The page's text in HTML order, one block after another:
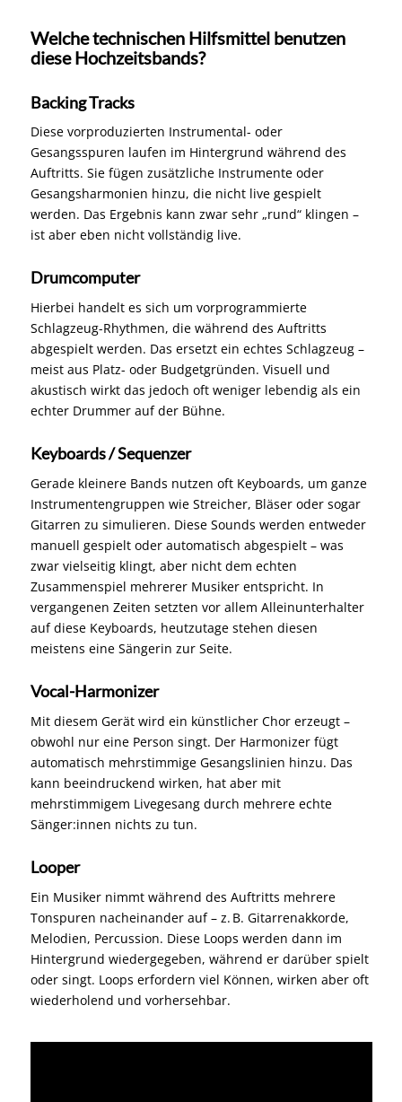
Welche technischen Hilfsmittel benutzen
diese Hochzeitsbands?
Backing Tracks
Diese vorproduzierten Instrumental- oder
Gesangsspuren laufen im Hintergrund während des
Auftritts. Sie fügen zusätzliche Instrumente oder
Gesangsharmonien hinzu, die nicht live gespielt
werden. Das Ergebnis kann zwar sehr „rund“ klingen –
ist aber eben nicht vollständig live.
Drumcomputer
Hierbei handelt es sich um vorprogrammierte
Schlagzeug-Rhythmen, die während des Auftritts
abgespielt werden. Das ersetzt ein echtes Schlagzeug –
meist aus Platz- oder Budgetgründen. Visuell und
akustisch wirkt das jedoch oft weniger lebendig als ein
echter Drummer auf der Bühne.
Keyboards / Sequenzer
Gerade kleinere Bands nutzen oft Keyboards, um ganze
Instrumentengruppen wie Streicher, Bläser oder sogar
Gitarren zu simulieren. Diese Sounds werden entweder
manuell gespielt oder automatisch abgespielt – was
zwar vielseitig klingt, aber nicht dem echten
Zusammenspiel mehrerer Musiker entspricht. In
vergangenen Zeiten setzten vor allem Alleinunterhalter
auf diese Keyboards, heutzutage stehen diesen
meistens eine Sängerin zur Seite.
Vocal-Harmonizer
Mit diesem Gerät wird ein künstlicher Chor erzeugt –
obwohl nur eine Person singt. Der Harmonizer fügt
automatisch mehrstimmige Gesangslinien hinzu. Das
kann beeindruckend wirken, hat aber mit
mehrstimmigem Livegesang durch mehrere echte
Sänger:innen nichts zu tun.
Looper
Ein Musiker nimmt während des Auftritts mehrere
Tonspuren nacheinander auf – z. B. Gitarrenakkorde,
Melodien, Percussion. Diese Loops werden dann im
Hintergrund wiedergegeben, während er darüber spielt
oder singt. Loops erfordern viel Können, wirken aber oft
wiederholend und vorhersehbar.